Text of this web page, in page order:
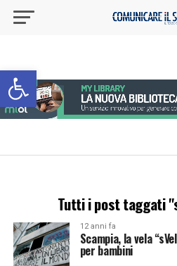
Apri la barra degli strumenti
Tutti i post taggati
12 anni fa
Scampia, la vela
per bambini